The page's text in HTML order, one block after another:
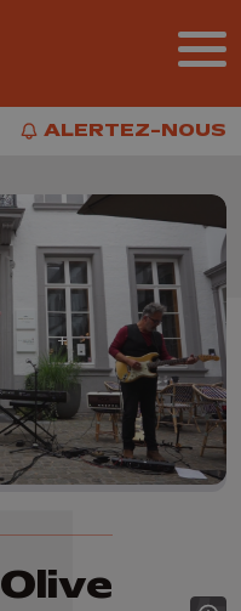
ALERTEZ-NOUS
ALERTEZ-NOUS